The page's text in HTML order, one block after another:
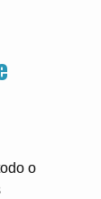
o